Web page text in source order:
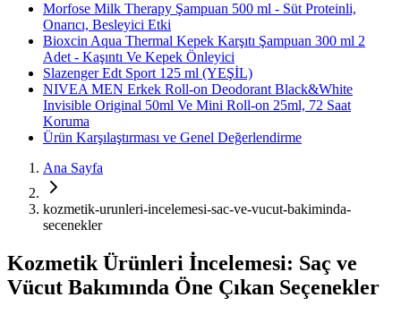
Morfose Milk Therapy Şampuan 500 ml - Süt Proteinli,
Onarıcı, Besleyici Etki
Bioxcin Aqua Thermal Kepek Karşıtı Şampuan 300 ml 2
Adet - Kaşıntı Ve Kepek Önleyici
Slazenger Edt Sport 125 ml (YEŞİL)
NIVEA MEN Erkek Roll-on Deodorant Black&White
Invisible Original 50ml Ve Mini Roll-on 25ml, 72 Saat
Koruma
Ürün Karşılaştırması ve Genel Değerlendirme
Ana Sayfa
kozmetik-urunleri-incelemesi-sac-ve-vucut-bakiminda-
secenekler
Kozmetik Ürünleri İncelemesi: Saç ve
Vücut Bakımında Öne Çıkan Seçenekler